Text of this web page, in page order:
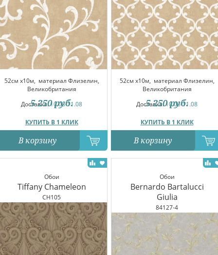
52см x10м, материал Флизелин,
Великобритания
Доставка:10.08-11.08
КУПИТЬ В 1 КЛИК
5 250 руб.
В корзину
52см x10м, материал Флизелин,
Великобритания
Доставка:10.08-11.08
КУПИТЬ В 1 КЛИК
5 250 руб.
В корзину
Обои
Tiffany Chameleon
CH105
Обои
Bernardo Bartalucci
Giulia
84127-4